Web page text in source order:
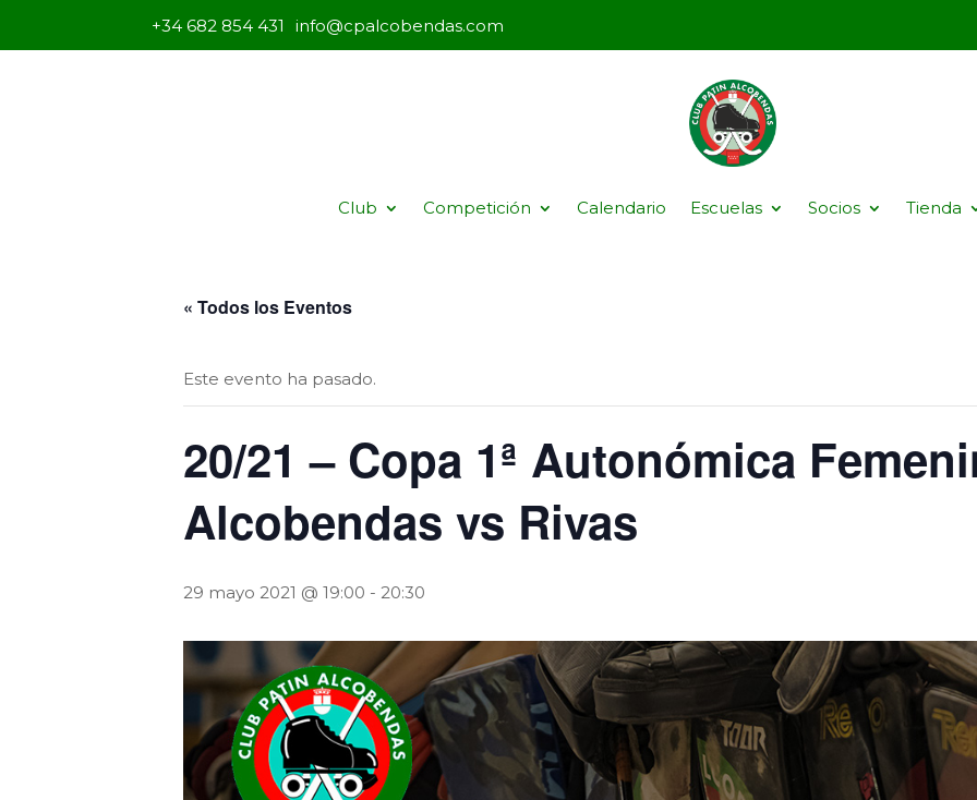
+34 682 854 431 info@cpalcobendas.com
Club Competición Calendario Escuelas Socios Tienda
« Todos los Eventos
Este evento ha pasado.
20/21 – Copa 1ª Autonómica
Alcobendas vs Rivas
29 mayo 2021 @ 19:00 - 20:30